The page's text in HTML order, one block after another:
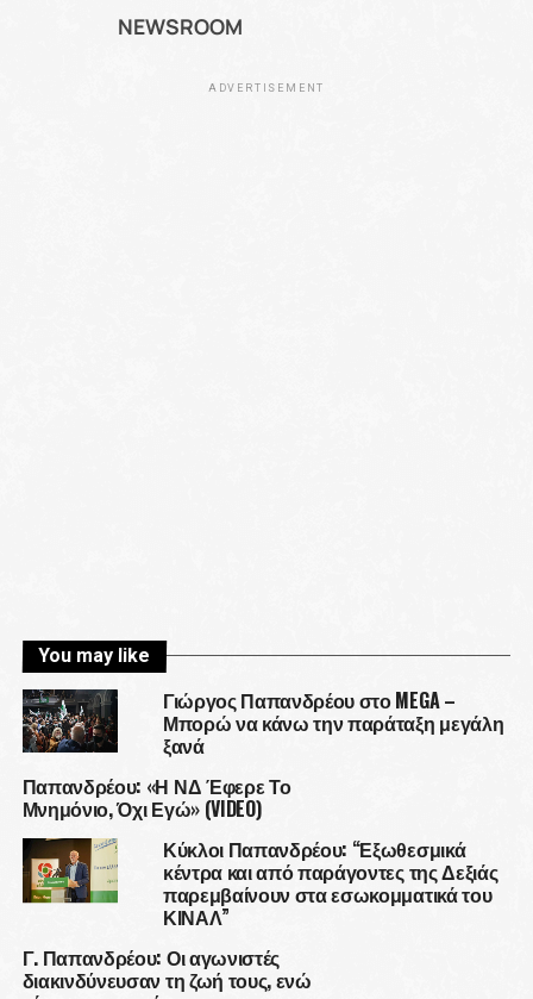
NEWSROOM
ADVERTISEMENT
You may like
Γιώργος Παπανδρέου στο MEGA –
Μπορώ να κάνω την παράταξη μεγάλη
ξανά
Παπανδρέου: «Η ΝΔ Έφερε Το
Μνημόνιο, Όχι Εγώ» (VIDEO)
Κύκλοι Παπανδρέου: “Εξωθεσμικά
κέντρα και από παράγοντες της Δεξιάς
παρεμβαίνουν στα εσωκομματικά του
ΚΙΝΑΛ”
Γ. Παπανδρέου: Οι αγωνιστές
διακινδύνευσαν τη ζωή τους, ενώ